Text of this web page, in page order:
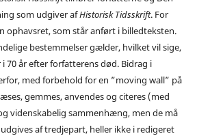
som udgiver afHistorisk Tidsskrift. For
ophavsret, som står anført i billedteksten.
bestemmelser gælder, hvilket vil sige,
70 år efter forfatterens død. Bidrag i
med forbehold for en ”moving wall” på
gemmes, anvendes og citeres (med
videnskabelig sammenhæng, men de må
af tredjepart, heller ikke i redigeret